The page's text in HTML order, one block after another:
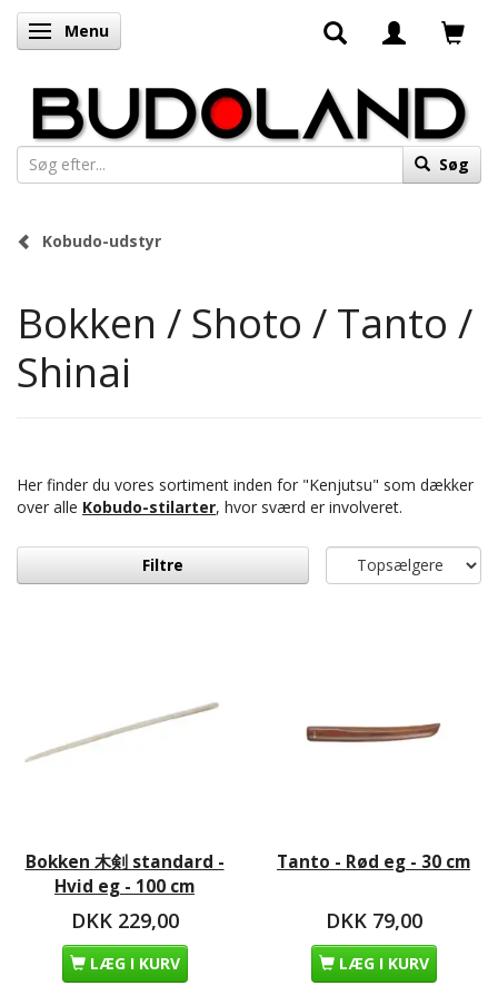
Skifte navigation
Menu
Søg
Kobudo-udstyr
Bokken / Shoto / Tanto /
Shinai
Her finder du vores sortiment inden for "Kenjutsu" som dækker
over alle Kobudo-stilarter, hvor sværd er involveret.
Filtre
Bokken 木剣 standard -
Hvid eg - 100 cm
DKK 229,00
LÆG I KURV
Tanto - Rød eg - 30 cm
DKK 79,00
LÆG I KURV